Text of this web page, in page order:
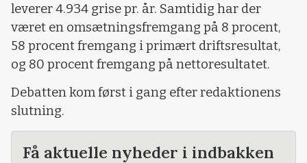
leverer 4.934 grise pr. år. Samtidig har der
været en omsætningsfremgang på 8 procent,
58 procent fremgang i primært driftsresultat,
og 80 procent fremgang på nettoresultatet.
Debatten kom først i gang efter redaktionens
slutning.
Få aktuelle nyheder i indbakken